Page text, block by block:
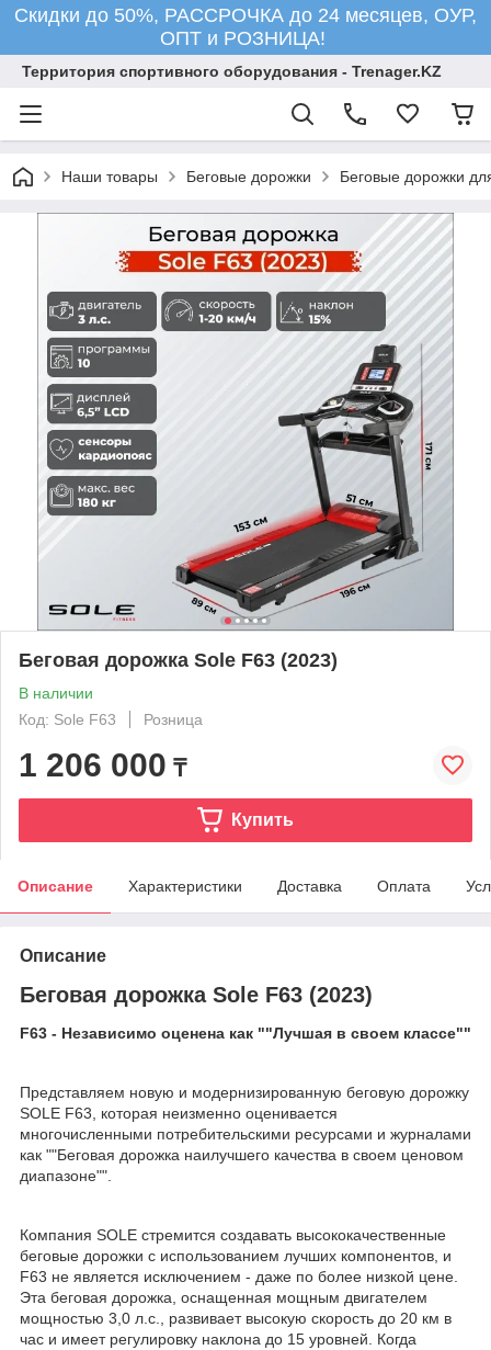
Скидки до 50%, РАССРОЧКА до 24 месяцев, ОУР,
ОПТ и РОЗНИЦА!
Территория спортивного оборудования - Trenager.KZ
Наши товары Беговые дорожки Беговые дорожки
Беговая дорожка Sole F63 (2023)
В наличии
Код: Sole F63
Розница
1 206 000 ₸
Купить
Описание Характеристики Доставка Оплата
Описание
Беговая дорожка Sole F63 (2023)
F63 - Независимо оценена как ""Лучшая в своем классе""
Представляем новую и модернизированную беговую дорожку
SOLE F63, которая неизменно оценивается
многочисленными потребительскими ресурсами и журналами
как ""Беговая дорожка наилучшего качества в своем ценовом
диапазоне"".
Компания SOLE стремится создавать высококачественные
беговые дорожки с использованием лучших компонентов, и
F63 не является исключением - даже по более низкой цене.
Эта беговая дорожка, оснащенная мощным двигателем
мощностью 3,0 л.с., развивает высокую скорость до 20 км в
час и имеет регулировку наклона до 15 уровней. Когда